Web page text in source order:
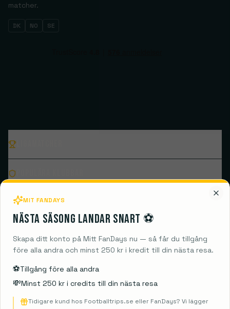
matcher.
DK NO SE
Destinationer
MIT FANDAYS
Nästa säsong landar snart ⚽️
Skapa ditt konto på Mitt FanDays nu — så får du tillgång
före alla andra och minst 250 kr i kredit till din nästa resa.
⚽️Tillgång före alla andra
💸Minst 250 kr i credits till din nästa resa
Tidigare kund hos Footballtrips.se eller FanDays? Vi lägger